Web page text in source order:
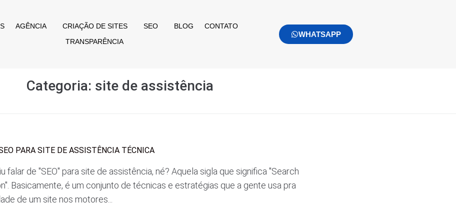
AGÊNCIA CRIAÇÃO DE SITES SEO BLOG
CONTATO
TRANSPARÊNCIA
WHATSAPP
Categoria: site de assistência
PARA SITE DE ASSISTÊNCIA TÉCNICA
falar de "SEO" para site de assistência, né? Aquela sigla que significa "Search
Basicamente, é um conjunto de técnicas e estratégias que a gente usa pra
de um site nos motores...